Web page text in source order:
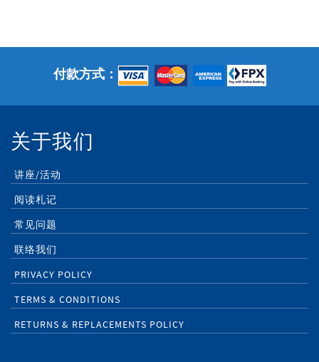
付款方式：
关于我们
讲座/活动
阅读札记
常见问题
联络我们
PRIVACY POLICY
TERMS & CONDITIONS
RETURNS & REPLACEMENTS POLICY